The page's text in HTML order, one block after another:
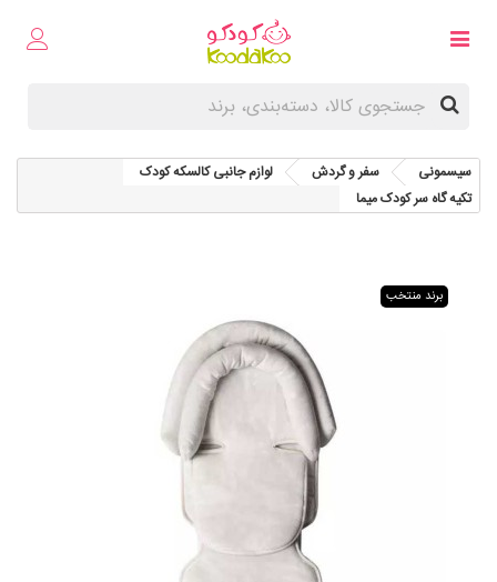
سیسمونی سفر و گردش
لوازم جانبی کالسکه کودک
تکیه گاه سر کودک میما
برند منتخب